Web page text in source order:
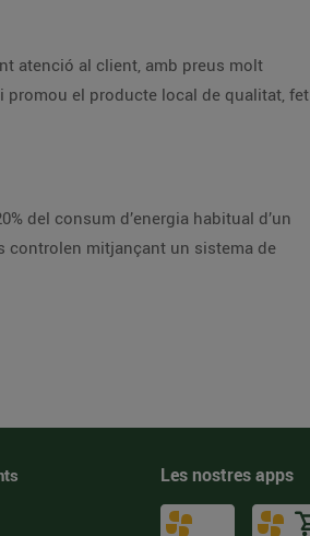
atenció al client, amb preus molt
el producte local de qualitat, fet
del consum d’energia habitual d’un
controlen mitjançant un sistema de
Les nostres apps